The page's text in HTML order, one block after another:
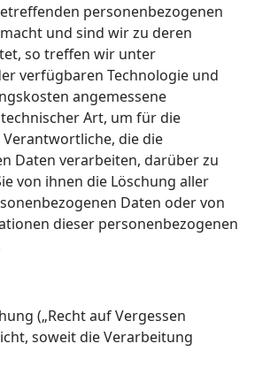
personenbezogenen
und sind wir zu deren
so treffen wir unter
verfügbaren Technologie und
angemessene
Art, um für die
die die
Daten verarbeiten, darüber zu
von ihnen die Löschung aller
Daten oder von
dieser personenbezogenen
(„Recht auf Vergessen
soweit die Verarbeitung